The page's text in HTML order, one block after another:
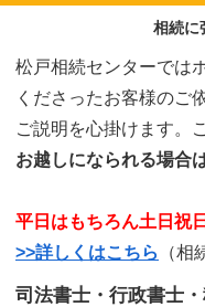
相続に
松戸相続センターでは
くださったお客様のご
ご説明を心掛けます。
お越しになられる場合
平日はもちろん土日祝
>>詳しくはこちら
（相
司法書士・行政書士